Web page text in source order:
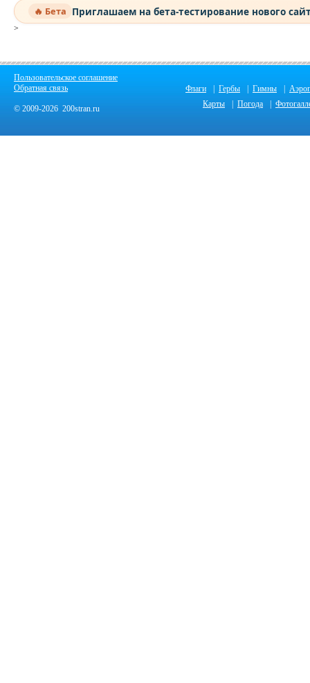
🔥 Бета Приглашаем на бета-тестирование нового
>
Пользовательское соглашение
Обратная связь
© 2009-2026 200stran.ru
Флаги Гербы Гимны
Карты
Погода